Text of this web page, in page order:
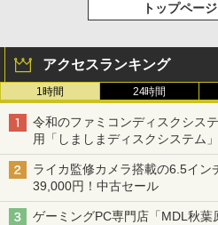
トップペー
アクセスランキング
1時間 24時間
令和のファミコンディスクシス
用「しましまディスクシステム」
ライカ監修カメラ搭載の6.5イン
39,000円！中古セール
ゲーミングPC専門店「MDL秋